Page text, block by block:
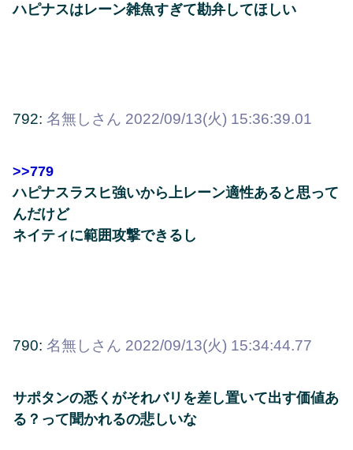
ハピナスはレーン雑魚すぎて勘弁してほしい
792: 名無しさん 2022/09/13(火) 15:36:39.01
>>779
ハピナスラスヒ強いから上レーン適性あると思って
んだけど
ネイティに範囲攻撃できるし
790: 名無しさん 2022/09/13(火) 15:34:44.77
サポタンの悉くがそれバリを差し置いて出す価値あ
る？って聞かれるの悲しいな